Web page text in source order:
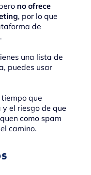
no ofrece
, por lo que
de
una lista de
puedes usar
que
el riesgo de que
como spam
camino.